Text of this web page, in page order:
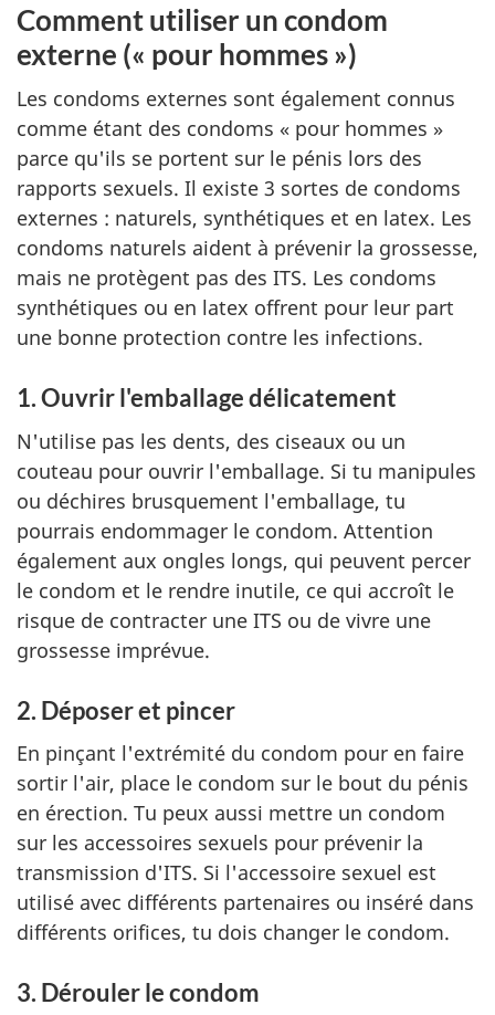
Comment utiliser un condom
externe (« pour hommes »)
Les condoms externes sont également connus
comme étant des condoms « pour hommes »
parce qu'ils se portent sur le pénis lors des
rapports sexuels. Il existe 3 sortes de condoms
externes : naturels, synthétiques et en latex. Les
condoms naturels aident à prévenir la grossesse,
mais ne protègent pas des ITS. Les condoms
synthétiques ou en latex offrent pour leur part
une bonne protection contre les infections.
1. Ouvrir l'emballage délicatement
N'utilise pas les dents, des ciseaux ou un
couteau pour ouvrir l'emballage. Si tu manipules
ou déchires brusquement l'emballage, tu
pourrais endommager le condom. Attention
également aux ongles longs, qui peuvent percer
le condom et le rendre inutile, ce qui accroît le
risque de contracter une ITS ou de vivre une
grossesse imprévue.
2. Déposer et pincer
En pinçant l'extrémité du condom pour en faire
sortir l'air, place le condom sur le bout du pénis
en érection. Tu peux aussi mettre un condom
sur les accessoires sexuels pour prévenir la
transmission d'ITS. Si l'accessoire sexuel est
utilisé avec différents partenaires ou inséré dans
différents orifices, tu dois changer le condom.
3. Dérouler le condom